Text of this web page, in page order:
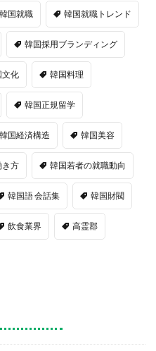
韓国就職 韓国就職トレンド
韓国採用ブランディング
文化 韓国料理
韓国正規留学
韓国経済構造 韓国美容
き方 韓国若者の就職動向
韓国語 会話集 韓国財閥
飲食業界 高霊郡